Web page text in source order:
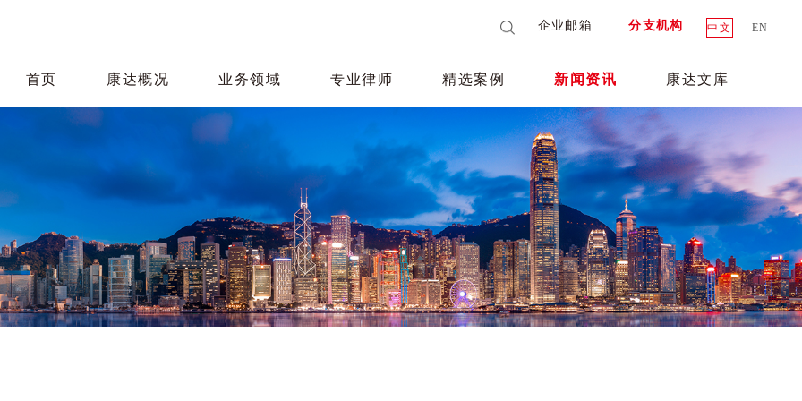
企业邮箱 分支机构 中文 EN
首页 康达概况 业务领域 专业律师 精选案例 新闻资讯 康达文库